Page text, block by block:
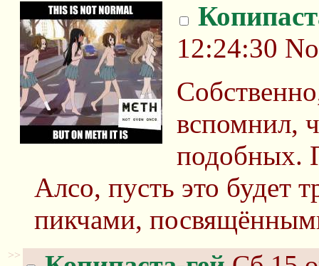
12:24:30
вспомнил,
подобных.
Алсо, пусть это будет
пикчами,
>>